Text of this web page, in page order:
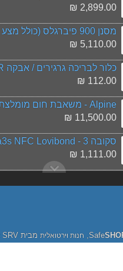
2,899.00 ₪
מסנן 900 פיברגלס (כולל מצע AFM)
5,110.00 ₪
112.00 ₪
11,500.00 ₪
1,111.00 ₪
, חנות וירטואלית מבית SRV